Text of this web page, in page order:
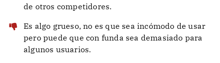
de otros competidores.
Es algo grueso, no es que sea incómodo de usar
pero puede que con funda sea demasiado para
algunos usuarios.